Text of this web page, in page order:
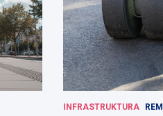
INFRASTRUKTURA